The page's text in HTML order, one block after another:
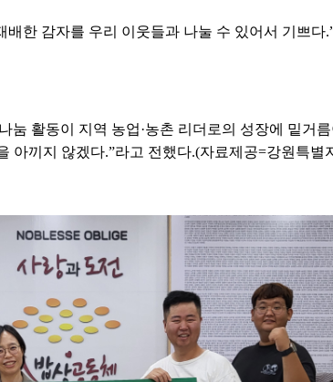
한 감자를 우리 이웃들과 나눌 수 있어서 기쁘다
활동이 지역 농업·농촌 리더로의 성장에 밑거
아끼지 않겠다.”라고 전했다.(자료제공=강원특별